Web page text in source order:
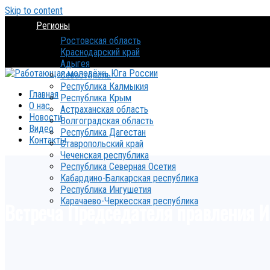
Skip to content
Регионы
Ростовская область
Краснодарский край
Адыгея
Севастополь
Республика Калмыкия
Республика Крым
Астраханская область
Волгоградская область
Республика Дагестан
Ставропольский край
Чеченская республика
Республика Северная Осетия
Кабардино-Балкарская республика
Республика Ингушетия
Карачаево-Черкесская республика
Главная
О нас
Новости
Видео
Контакты
Встреча Председателя